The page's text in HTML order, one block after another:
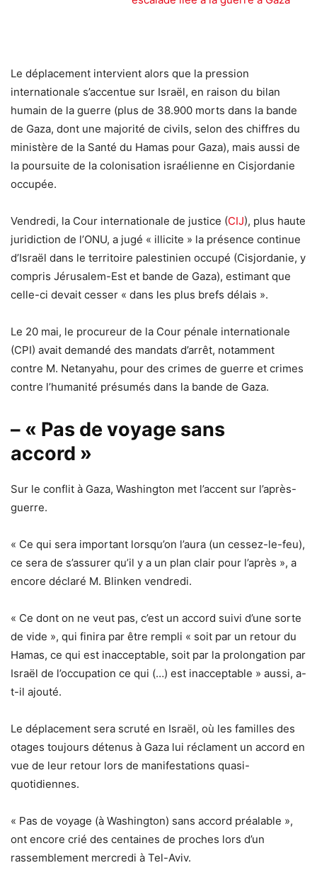
Le déplacement intervient alors que la pression
internationale s’accentue sur Israël, en raison du bilan
humain de la guerre (plus de 38.900 morts dans la bande
de Gaza, dont une majorité de civils, selon des chiffres du
ministère de la Santé du Hamas pour Gaza), mais aussi de
la poursuite de la colonisation israélienne en Cisjordanie
occupée.
Vendredi, la Cour internationale de justice (CIJ), plus haute
juridiction de l’ONU, a jugé « illicite » la présence continue
d’Israël dans le territoire palestinien occupé (Cisjordanie, y
compris Jérusalem-Est et bande de Gaza), estimant que
celle-ci devait cesser « dans les plus brefs délais ».
Le 20 mai, le procureur de la Cour pénale internationale
(CPI) avait demandé des mandats d’arrêt, notamment
contre M. Netanyahu, pour des crimes de guerre et crimes
contre l’humanité présumés dans la bande de Gaza.
– « Pas de voyage sans
accord »
Sur le conflit à Gaza, Washington met l’accent sur l’après-
guerre.
« Ce qui sera important lorsqu’on l’aura (un cessez-le-feu),
ce sera de s’assurer qu’il y a un plan clair pour l’après », a
encore déclaré M. Blinken vendredi.
« Ce dont on ne veut pas, c’est un accord suivi d’une sorte
de vide », qui finira par être rempli « soit par un retour du
Hamas, ce qui est inacceptable, soit par la prolongation par
Israël de l’occupation ce qui (…) est inacceptable » aussi, a-
t-il ajouté.
Le déplacement sera scruté en Israël, où les familles des
otages toujours détenus à Gaza lui réclament un accord en
vue de leur retour lors de manifestations quasi-
quotidiennes.
« Pas de voyage (à Washington) sans accord préalable »,
ont encore crié des centaines de proches lors d’un
rassemblement mercredi à Tel-Aviv.